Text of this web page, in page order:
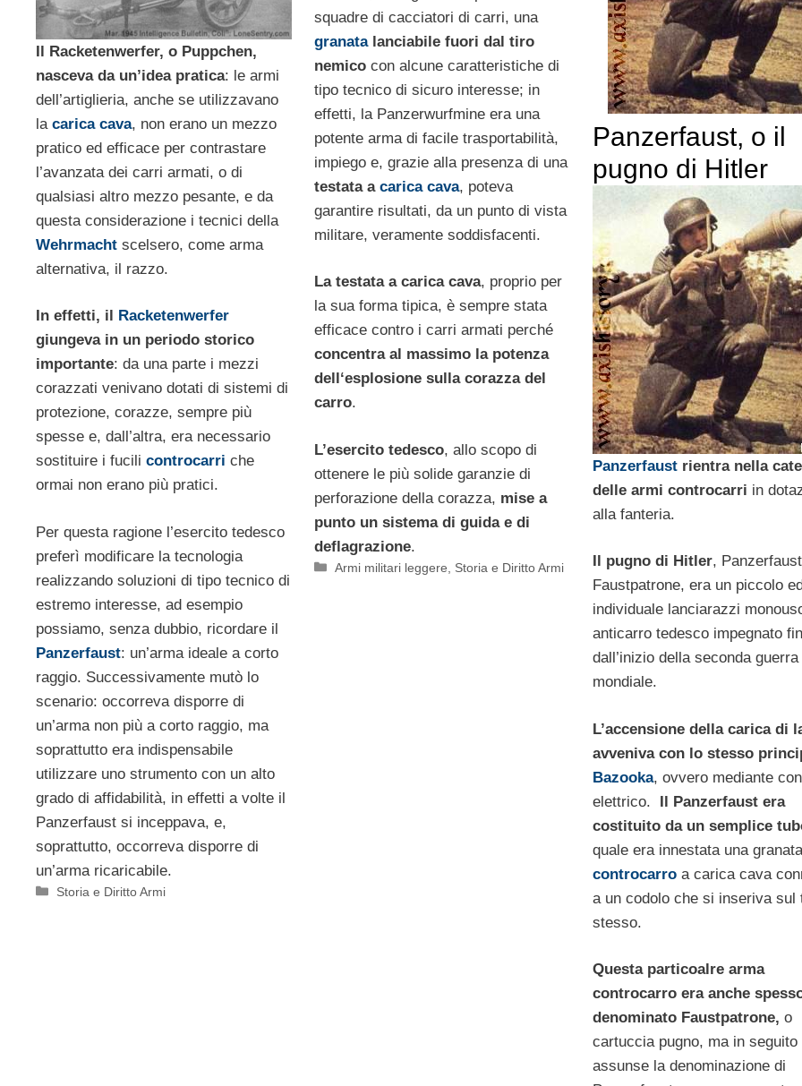
Il Racketenwerfer, o Puppchen,
nasceva da un’idea pratica: le armi
dell’artiglieria, anche se utilizzavano
la carica cava, non erano un mezzo
pratico ed efficace per contrastare
l’avanzata dei carri armati, o di
qualsiasi altro mezzo pesante, e da
questa considerazione i tecnici della
Wehrmacht scelsero, come arma
alternativa, il razzo.
In effetti, il
Racketenwerfer
giungeva in un periodo storico
importante: da una parte i mezzi
corazzati venivano dotati di sistemi di
protezione, corazze, sempre più
spesse e, dall’altra, era necessario
sostituire i fucili controcarri che
ormai non erano più pratici.
Per questa ragione l’esercito tedesco
preferì modificare la tecnologia
realizzando soluzioni di tipo tecnico di
estremo interesse, ad esempio
possiamo, senza dubbio, ricordare il
Panzerfaust: un’arma ideale a corto
raggio. Successivamente mutò lo
scenario: occorreva disporre di
un’arma non più a corto raggio, ma
soprattutto era indispensabile
utilizzare uno strumento con un alto
grado di affidabilità, in effetti a volte il
Panzerfaust si inceppava, e,
soprattutto, occorreva disporre di
un’arma ricaricabile.
Categorie
Storia e Diritto Armi
squadre di cacciatori di carri, una
granatalanciabile fuori dal tiro
nemicocon alcune caratteristiche di
tipo tecnico di sicuro interesse; in
effetti, la Panzerwurfmine era una
potente arma di facile trasportabilità,
impiego e, grazie alla presenza di una
testata a carica cava, poteva
garantire risultati, da un punto di vista
militare, veramente soddisfacenti.
La testata a carica cava, proprio per
la sua forma tipica, è sempre stata
efficace contro i carri armati perché
concentra al massimo la potenza
dell‘esplosione sulla corazza del
carro.
L’esercito tedesco, allo scopo di
ottenere le più solide garanzie di
perforazione della corazza, mise a
punto un sistema di guida e di
deflagrazione.
Categorie
Armi militari leggere Storia e Diritto Armi
Panzerfaust, o il
pugno di Hitler
Panzerfaustrientra nella
delle armi controcarri in
alla fanteria.
Il pugno di Hitler,
Faustpatrone, era un piccolo
individuale lanciarazzi
anticarro tedesco impegnato fin
dall’inizio della seconda guerra
mondiale.
L’accensione della carica di
avveniva con lo stesso
Bazooka, ovvero mediante
elettrico. Il Panzerfaust era
costituito da un semplice
quale era innestata una granata
controcarroa carica cava
a un codolo che si inseriva sul
stesso.
Questa particoalre arma
controcarro era anche
denominato Faustpatrone, o
cartuccia pugno, ma in seguito
assunse la denominazione di